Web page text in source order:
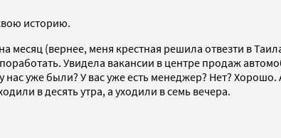
историю.
месяц (вернее, меня крестная решила отвезти в
Увидела вакансии в центре продаж
уже были? У вас уже есть менеджер? Нет? Хорошо.
в десять утра, а уходили в семь вечера.